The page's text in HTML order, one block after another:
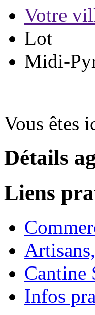
Votre
Lot
Midi-
Vous êtes
Détails
Liens
Cantine
Infos